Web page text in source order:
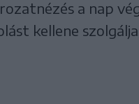
a nap
kellene